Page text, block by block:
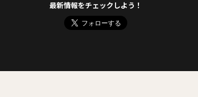
最新情報をチェックしよう！